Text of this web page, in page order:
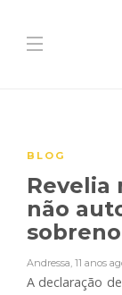
BLOG
Revelia
não
Andressa, 11 anos
A declaração